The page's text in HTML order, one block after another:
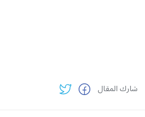
شارك المقال